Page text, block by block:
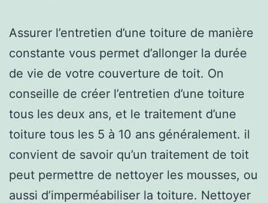
Assurer l’entretien d’une toiture de manière
constante vous permet d’allonger la durée
de vie de votre couverture de toit. On
conseille de créer l’entretien d’une toiture
tous les deux ans, et le traitement d’une
toiture tous les 5 à 10 ans généralement. il
convient de savoir qu’un traitement de toit
peut permettre de nettoyer les mousses, ou
aussi d’imperméabiliser la toiture. Nettoyer